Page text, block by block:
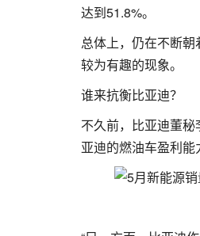
达到51.8%。
总体上，仍在不断
较为有趣的现象。
谁来抗衡比亚迪？
不久前，比亚迪董秘
亚迪的燃油车盈利